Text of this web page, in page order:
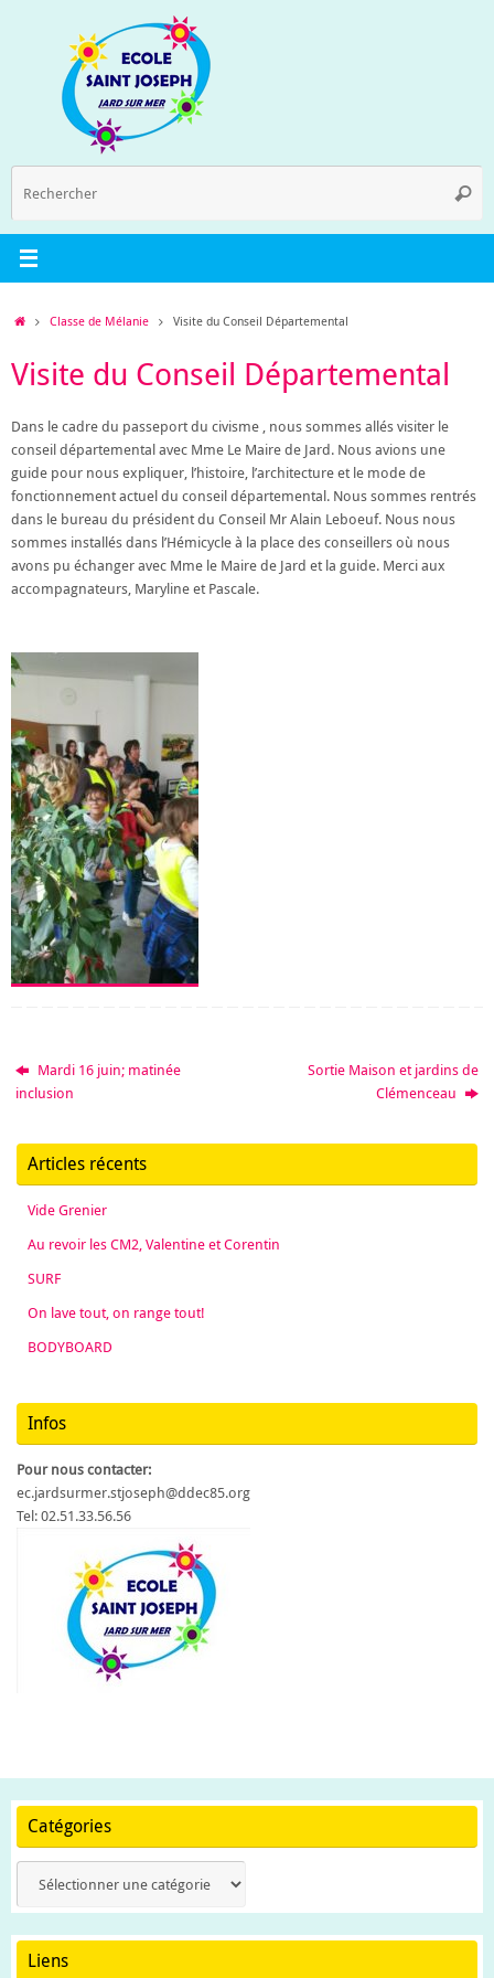
AccueilClasse de Mélanie Visite du Conseil Départemental
Visite du Conseil Départemental
Dans le cadre du passeport du civisme , nous sommes allés visiter le
conseil départemental avec Mme Le Maire de Jard. Nous avions une
guide pour nous expliquer, l’histoire, l’architecture et le mode de
fonctionnement actuel du conseil départemental. Nous sommes rentrés
dans le bureau du président du Conseil Mr Alain Leboeuf. Nous nous
sommes installés dans l’Hémicycle à la place des conseillers où nous
avons pu échanger avec Mme le Maire de Jard et la guide. Merci aux
accompagnateurs, Maryline et Pascale.
Mardi 16 juin; matinée
inclusion
Sortie Maison et jardins de
Clémenceau
Articles récents
Vide Grenier
Au revoir les CM2, Valentine et Corentin
SURF
On lave tout, on range tout!
BODYBOARD
Infos
Pour nous contacter:
ec.jardsurmer.stjoseph@ddec85.org
Tel: 02.51.33.56.56
Catégories
Liens